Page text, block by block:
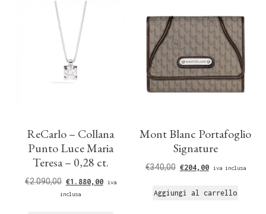
ReCarlo – Collana
Punto Luce Maria
Teresa – 0,28 ct.
€2.090,00 €1.880,00
iva
inclusa
Mont Blanc Portafoglio
Signature
€340,00 €204,00 iva inclusa
Aggiungi al carrello